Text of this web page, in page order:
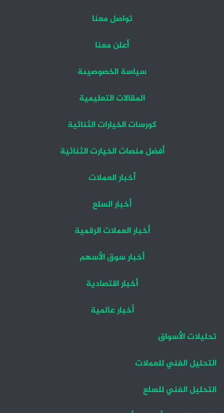
تواصل معنا
أعلن معنا
سياسة الخصوصيىة
المقالات التعليمية
كورسات الخيارات الثنائية
أفضل منصات الخيارت الثنائية
أخبار العملات
أخبار السلع
أخبار العملات الرقمية
أخبار سوق الأسهم
أخبار اقتصادية
أخبار عالمية
تحليلات الأسواق
التحليل الفني للعملات
التحليل الفني للسلع